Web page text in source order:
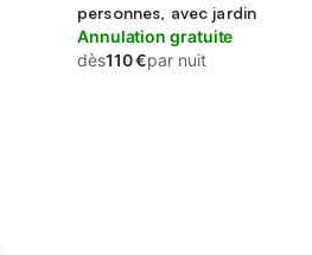
personnes, avec jardin
Annulation gratuite
dès110 €par nuit